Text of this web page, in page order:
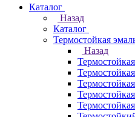
Каталог
Назад
Каталог
Термостойкая
Назад